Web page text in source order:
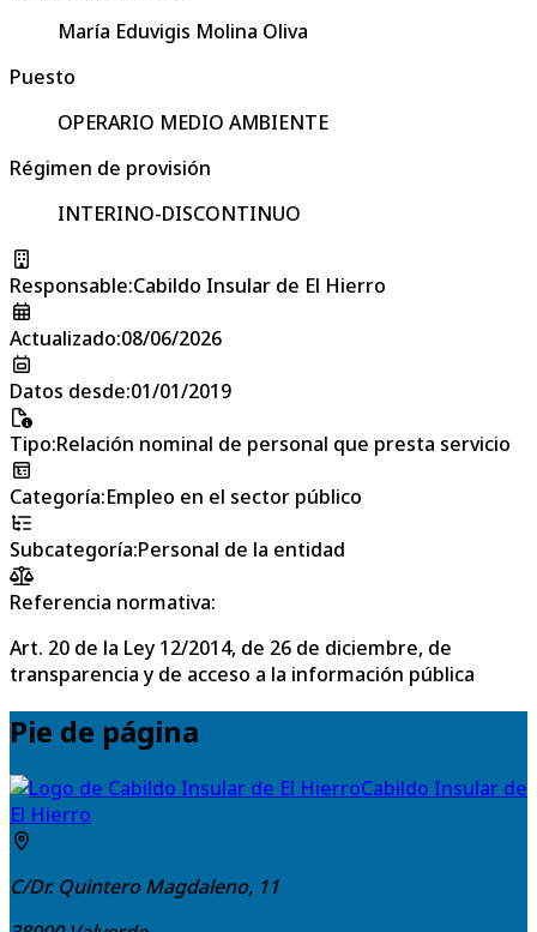
María Eduvigis Molina Oliva
Puesto
OPERARIO MEDIO AMBIENTE
Régimen de provisión
INTERINO-DISCONTINUO
Responsable:Cabildo Insular de El Hierro
Actualizado:08/06/2026
Datos desde:01/01/2019
Tipo:Relación nominal de personal que presta servicio
Categoría:Empleo en el sector público
Subcategoría:Personal de la entidad
Referencia normativa:
Art. 20 de la Ley 12/2014, de 26 de diciembre, de
transparencia y de acceso a la información pública
Pie de página
Cabildo Insular de
El Hierro
C/Dr. Quintero Magdaleno, 11